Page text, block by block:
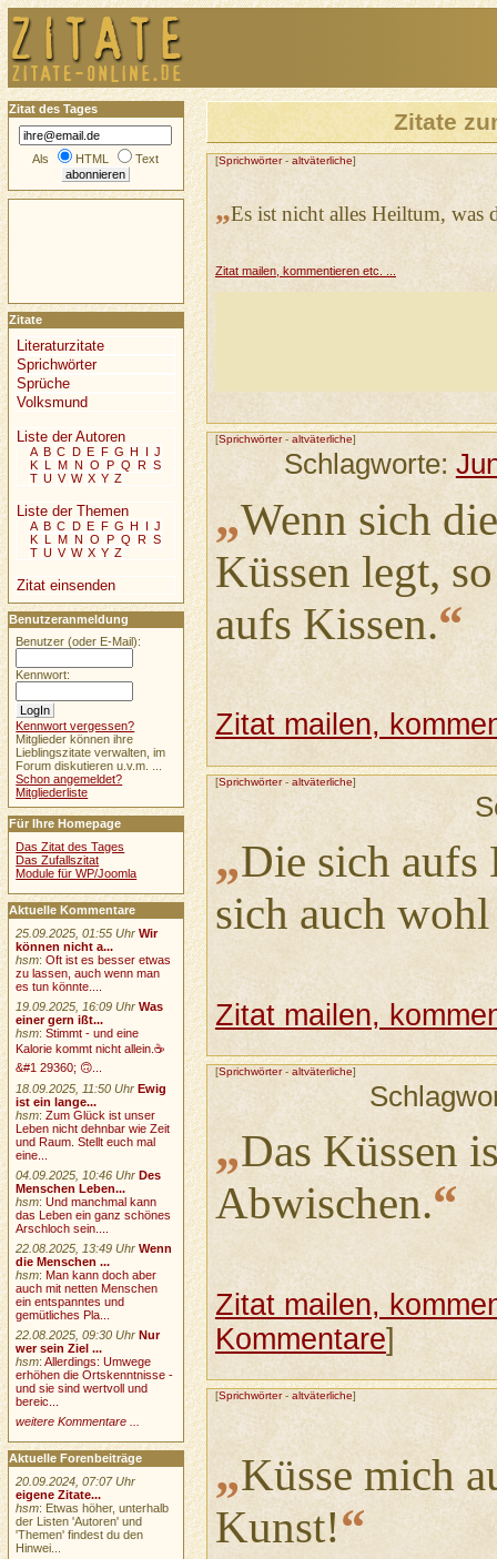
Zitate
[Sprichwörter- altväterliche]
„Es ist nicht alles Heiltum, was
Zitat mailen, kommentieren etc. ...
[Sprichwörter- altväterliche]
Schlagworte:
„Wenn sich
Küssen legt,
aufs Kissen.“
Zitat mailen,
[Sprichwörter- altväterliche]
„Die sich aufs
sich auch
Zitat mailen,
[Sprichwörter- altväterliche]
„Das Küssen
Abwischen.“
Zitat mailen,
Kommentare]
[Sprichwörter- altväterliche]
„Küsse mich
Kunst!“
Zitat des Tages
Als HTML Text
Zitate
Literaturzitate
Sprichwörter
Sprüche
Volksmund
Liste der Autoren
A B C D E F G H I J
K L M N O P Q R S
T U V W X Y Z
Liste der Themen
A B C D E F G H I J
K L M N O P Q R S
T U V W X Y Z
Zitat einsenden
Benutzeranmeldung
Benutzer (oder E-Mail):
Kennwort:
Kennwort vergessen?
Mitglieder können ihre
Lieblingszitate verwalten, im
Forum diskutieren u.v.m. ...
Schon angemeldet?
Mitgliederliste
Für Ihre Homepage
Das Zitat des Tages
Das Zufallszitat
Module für WP/Joomla
Aktuelle Kommentare
25.09.2025, 01:55 Uhr Wir
können nicht a...
hsm:Oft ist es besser etwas
zu lassen, auch wenn man
es tun könnte....
19.09.2025, 16:09 Uhr Was
einer gern ißt...
hsm:Stimmt - und eine
Kalorie kommt nicht allein.☕
&#1 29360; 🙃...
18.09.2025, 11:50 Uhr Ewig
ist ein lange...
hsm:Zum Glück ist unser
Leben nicht dehnbar wie Zeit
und Raum. Stellt euch mal
eine...
04.09.2025, 10:46 Uhr Des
Menschen Leben...
hsm:Und manchmal kann
das Leben ein ganz schönes
Arschloch sein....
22.08.2025, 13:49 Uhr Wenn
die Menschen ...
hsm:Man kann doch aber
auch mit netten Menschen
ein entspanntes und
gemütliches Pla...
22.08.2025, 09:30 Uhr Nur
wer sein Ziel ...
hsm:Allerdings: Umwege
erhöhen die Ortskenntnisse -
und sie sind wertvoll und
bereic...
weitere Kommentare ...
Aktuelle Forenbeiträge
20.09.2024, 07:07 Uhr
eigene Zitate...
hsm: Etwas höher, unterhalb
der Listen 'Autoren' und
'Themen' findest du den
Hinwei...